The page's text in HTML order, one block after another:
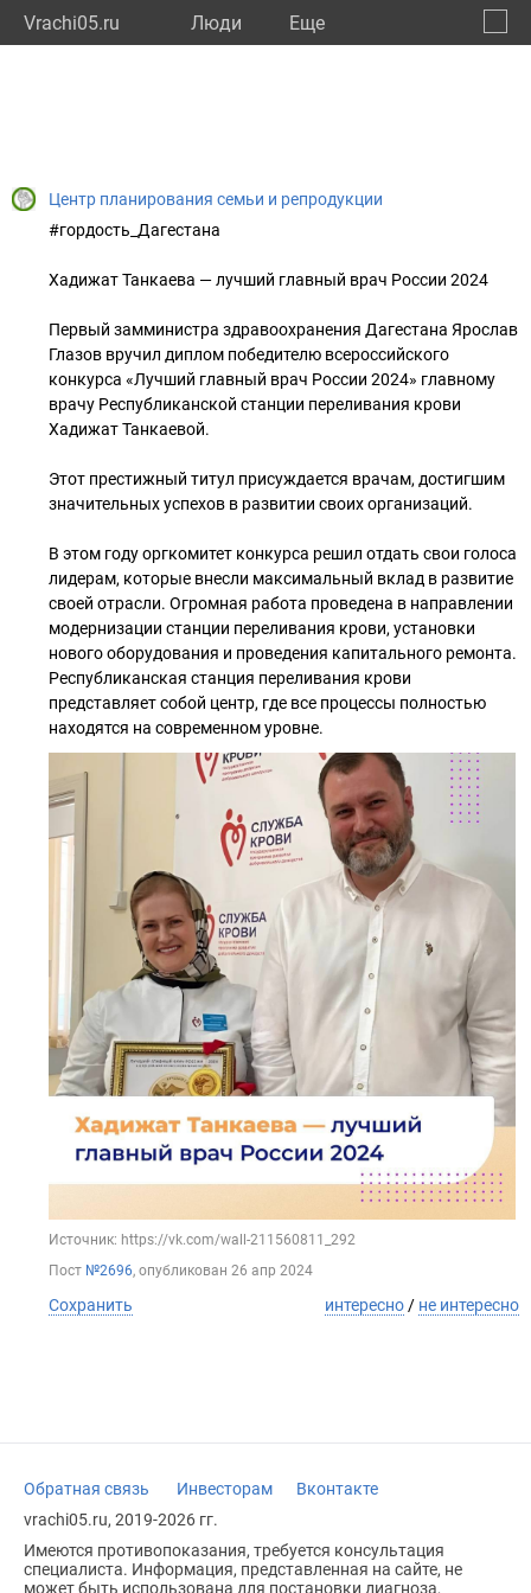
Vrachi05.ru Люди Eще
Центр планирования семьи и репродукции
#гордость_Дагестана
Хадижат Танкаева — лучший главный врач России 2024
Первый замминистра здравоохранения Дагестана Ярослав
Глазов вручил диплом победителю всероссийского
конкурса «Лучший главный врач России 2024» главному
врачу Республиканской станции переливания крови
Хадижат Танкаевой.
Этот престижный титул присуждается врачам, достигшим
значительных успехов в развитии своих организаций.
В этом году оргкомитет конкурса решил отдать свои голоса
лидерам, которые внесли максимальный вклад в развитие
своей отрасли. Огромная работа проведена в направлении
модернизации станции переливания крови, установки
нового оборудования и проведения капитального ремонта.
Республиканская станция переливания крови
представляет собой центр, где все процессы полностью
находятся на современном уровне.
Источник: https://vk.com/wall-211560811_292
Пост №2696, опубликован 26 апр 2024
Сохранить интересно / не интересно
Обратная связь Инвесторам
Вконтакте
vrachi05.ru, 2019-2026 гг.
Имеются противопоказания, требуется консультация
специалиста. Информация, представленная на сайте, не
может быть использована для постановки диагноза,